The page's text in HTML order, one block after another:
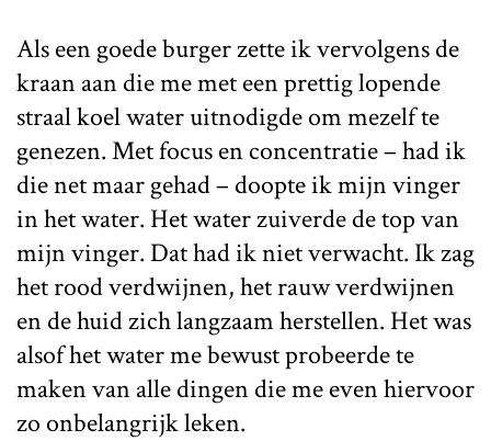
Als een goede burger zette ik vervolgens de
kraan aan die me met een prettig lopende
straal koel water uitnodigde om mezelf te
genezen. Met focus en concentratie – had ik
die net maar gehad – doopte ik mijn vinger
in het water. Het water zuiverde de top van
mijn vinger. Dat had ik niet verwacht. Ik zag
het rood verdwijnen, het rauw verdwijnen
en de huid zich langzaam herstellen. Het was
alsof het water me bewust probeerde te
maken van alle dingen die me even hiervoor
zo onbelangrijk leken.